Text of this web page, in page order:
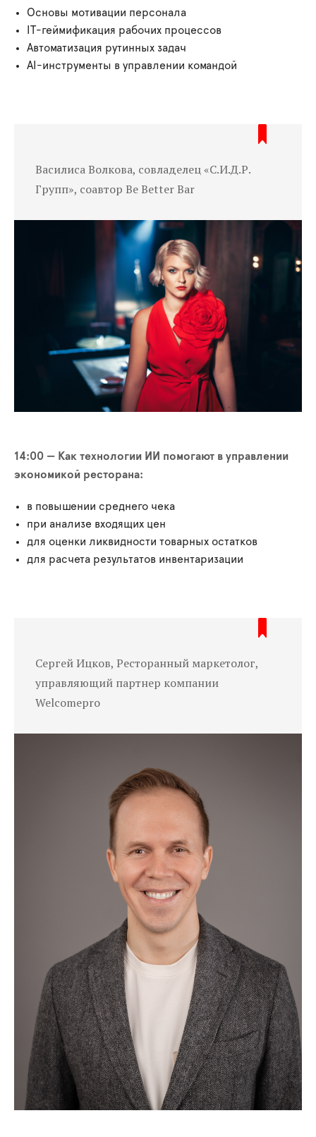
Основы мотивации персонала
IT-геймификация рабочих процессов
Автоматизация рутинных задач
AI-инструменты в управлении командой
Василиса Волкова, совладелец «С.И.Д.Р.
Групп», соавтор Be Better Bar
14:00 — Как технологии ИИ помогают в управлении
экономикой ресторана:
в повышении среднего чека
при анализе входящих цен
для оценки ликвидности товарных остатков
для расчета результатов инвентаризации
Сергей Ицков, Ресторанный маркетолог,
управляющий партнер компании
Welcomepro